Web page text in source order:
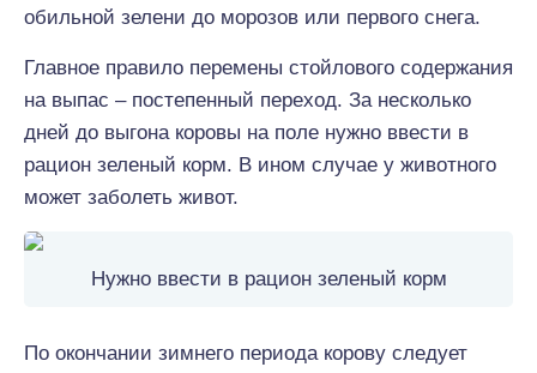
обильной зелени до морозов или первого снега.
Главное правило перемены стойлового содержания
на выпас – постепенный переход. За несколько
дней до выгона коровы на поле нужно ввести в
рацион зеленый корм. В ином случае у животного
может заболеть живот.
Нужно ввести в рацион зеленый корм
По окончании зимнего периода корову следует